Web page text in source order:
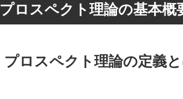
プロスペクト理論の基本概
プロスペクト理論の定義と